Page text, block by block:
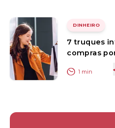
DINHEIRO
7 truques
compras
1 min